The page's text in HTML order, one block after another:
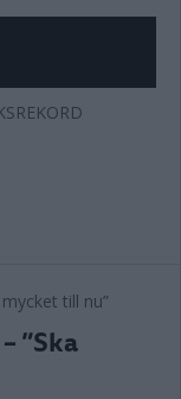
”Ska